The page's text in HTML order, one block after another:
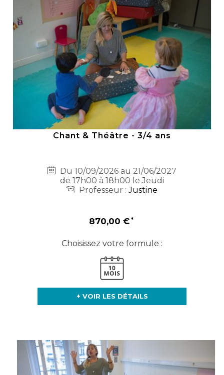
Chant & Théâtre - 3/4 ans
Du 10/09/2026 au 21/06/2027
de 17h00 à 18h00 le Jeudi
Professeur :Justine
870,00 €
Choisissez votre formule :
+ VOIR LES DÉTAILS